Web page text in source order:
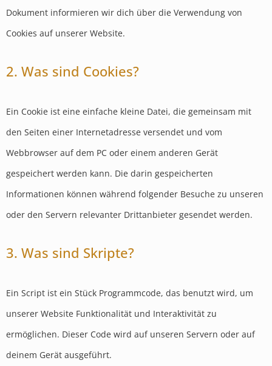
Dokument informieren wir dich über die Verwendung von
Cookies auf unserer Website.
2. Was sind Cookies?
Ein Cookie ist eine einfache kleine Datei, die gemeinsam mit
den Seiten einer Internetadresse versendet und vom
Webbrowser auf dem PC oder einem anderen Gerät
gespeichert werden kann. Die darin gespeicherten
Informationen können während folgender Besuche zu unseren
oder den Servern relevanter Drittanbieter gesendet werden.
3. Was sind Skripte?
Ein Script ist ein Stück Programmcode, das benutzt wird, um
unserer Website Funktionalität und Interaktivität zu
ermöglichen. Dieser Code wird auf unseren Servern oder auf
deinem Gerät ausgeführt.